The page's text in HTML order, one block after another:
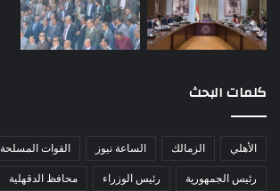
كلمات البحث
الأهلي الزمالك الساعة نيوز القوات المسلحة
رئيس الجمهورية
رئيس الوزراء محافظ الدقهلية